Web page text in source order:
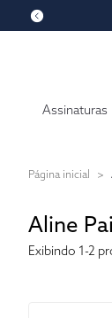
Assinaturas
Página inicial >
Aline
Exibindo 1-2